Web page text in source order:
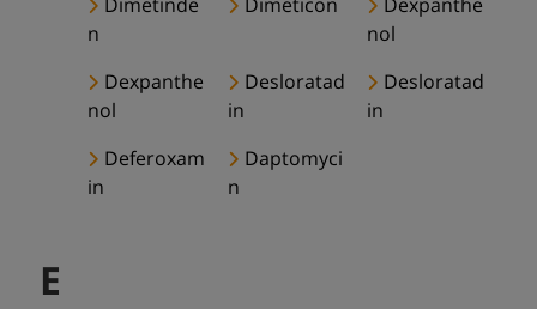
Dimetinde
n
Dimeticon
Dexpanthe
nol
Dexpanthe
nol
Desloratad
in
Desloratad
in
Deferoxam
in
Daptomyci
n
E